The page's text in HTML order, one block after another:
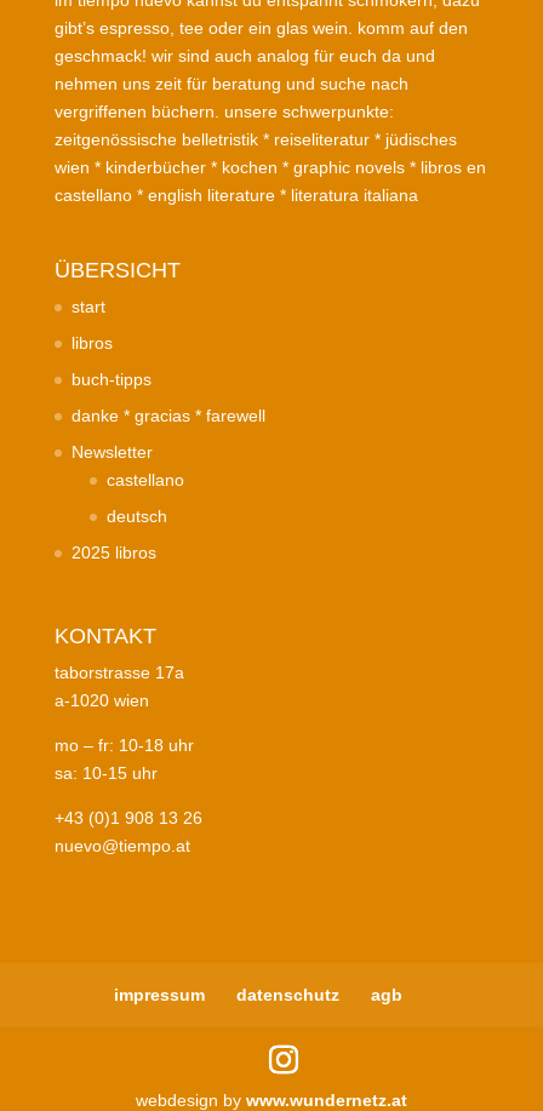
gibt’s espresso, tee oder ein glas wein. komm auf den
geschmack! wir sind auch analog für euch da und
nehmen uns zeit für beratung und suche nach
vergriffenen büchern. unsere schwerpunkte:
zeitgenössische belletristik * reiseliteratur * jüdisches
wien * kinderbücher * kochen * graphic novels * libros en
castellano * english literature * literatura italiana
ÜBERSICHT
start
libros
buch-tipps
danke * gracias * farewell
Newsletter
castellano
deutsch
2025 libros
KONTAKT
taborstrasse 17a
a-1020 wien
mo – fr: 10-18 uhr
sa: 10-15 uhr
+43 (0)1 908 13 26
nuevo@tiempo.at
impressum datenschutz agb
webdesign by www.wundernetz.at